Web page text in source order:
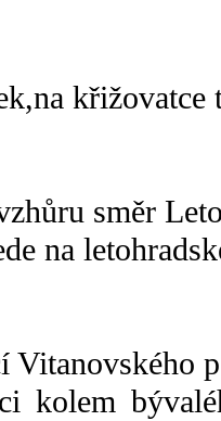
směr
na
Vitanovského
kolem